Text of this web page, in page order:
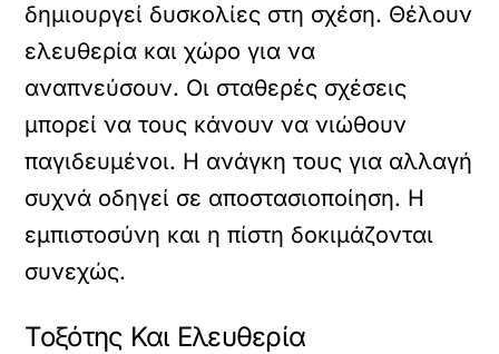
δημιουργεί δυσκολίες στη σχέση. Θέλουν
ελευθερία και χώρο για να
αναπνεύσουν. Οι σταθερές σχέσεις
μπορεί να τους κάνουν να νιώθουν
παγιδευμένοι. Η ανάγκη τους για αλλαγή
συχνά οδηγεί σε αποστασιοποίηση. Η
εμπιστοσύνη και η πίστη δοκιμάζονται
συνεχώς.
Τοξότης Και Ελευθερία